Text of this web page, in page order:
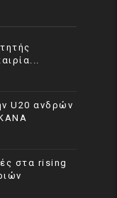
U20 ανδρών
στα rising